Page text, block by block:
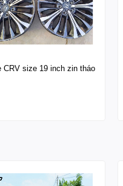
CRV size 19 inch zin tháo